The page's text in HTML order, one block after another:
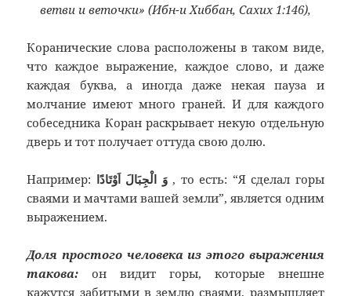
ветви и веточки» (Ибн-и Хиббан, Сахих 1:146),
Коранические слова расположены в таком виде,
что каждое выражение, каждое слово, и даже
каждая буква, а иногда даже некая пауза и
молчание имеют много граней. И для каждого
собеседника Коран раскрывает некую отдельную
дверь и тот получает оттуда свою долю.
Например: وَ الْجِبَالَ اَوْتَادًا, то есть: “Я сделал горы
сваями и мачтами вашей земли”, является одним
выражением.
Доля простого человека из этого выражения
такова: он видит горы, которые внешне
кажутся забитыми в землю сваями, размышляет